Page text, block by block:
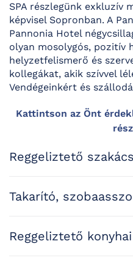
SPA részlegünk exkluzív
képvisel Sopronban. A
Pannonia Hotel
olyan mosolygós, pozitív
helyzetfelismerő és
kollegákat, akik szívvel
Vendégeinkért és
Kattintson az Önt
Reggeliztető szakács
Takarító,
Reggeliztető